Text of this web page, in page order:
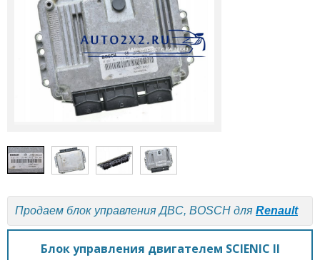
Продаем блок управления ДВС, BOSCH для Renault
Блок управления двигателем SCIENIC II